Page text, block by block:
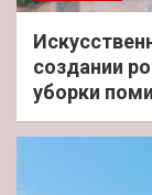
создании
уборки